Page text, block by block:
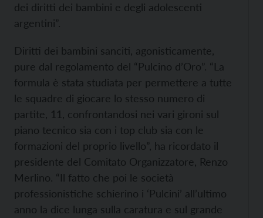
dei diritti dei bambini e degli adolescenti
argentini”.
Diritti dei bambini sanciti, agonisticamente,
pure dal regolamento del “Pulcino d’Oro”. “La
formula è stata studiata per permettere a tutte
le squadre di giocare lo stesso numero di
partite, 11, confrontandosi nei vari gironi sul
piano tecnico sia con i top club sia con le
formazioni del proprio livello”, ha ricordato il
presidente del Comitato Organizzatore, Renzo
Merlino. “Il fatto che poi le società
professionistiche schierino i ‘Pulcini’ all’ultimo
anno la dice lunga sulla caratura e sul grande